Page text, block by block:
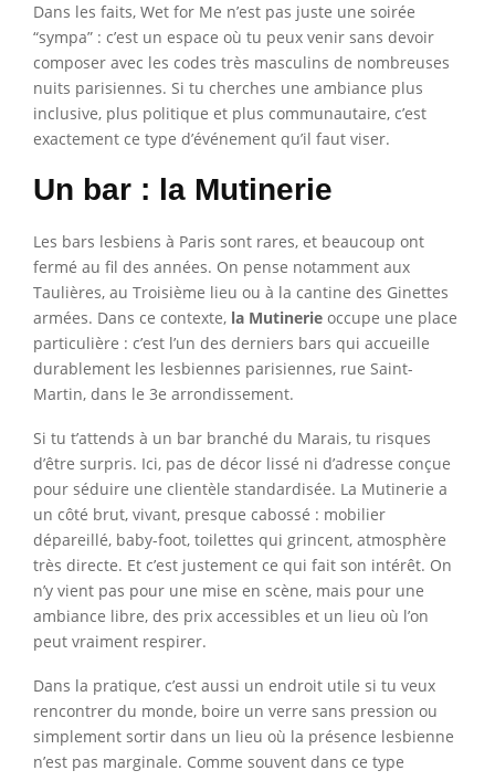
Dans les faits, Wet for Me n’est pas juste une soirée
“sympa” : c’est un espace où tu peux venir sans devoir
composer avec les codes très masculins de nombreuses
nuits parisiennes. Si tu cherches une ambiance plus
inclusive, plus politique et plus communautaire, c’est
exactement ce type d’événement qu’il faut viser.
Un bar : la Mutinerie
Les bars lesbiens à Paris sont rares, et beaucoup ont
fermé au fil des années. On pense notamment aux
Taulières, au Troisième lieu ou à la cantine des Ginettes
armées. Dans ce contexte, la Mutinerie occupe une place
particulière : c’est l’un des derniers bars qui accueille
durablement les lesbiennes parisiennes, rue Saint-
Martin, dans le 3e arrondissement.
Si tu t’attends à un bar branché du Marais, tu risques
d’être surpris. Ici, pas de décor lissé ni d’adresse conçue
pour séduire une clientèle standardisée. La Mutinerie a
un côté brut, vivant, presque cabossé : mobilier
dépareillé, baby-foot, toilettes qui grincent, atmosphère
très directe. Et c’est justement ce qui fait son intérêt. On
n’y vient pas pour une mise en scène, mais pour une
ambiance libre, des prix accessibles et un lieu où l’on
peut vraiment respirer.
Dans la pratique, c’est aussi un endroit utile si tu veux
rencontrer du monde, boire un verre sans pression ou
simplement sortir dans un lieu où la présence lesbienne
n’est pas marginale. Comme souvent dans ce type